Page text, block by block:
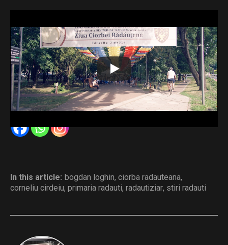
gratuit în parcul umbreluțelor, manifestarea fiind la a II-a
ediție, grație unui parteneriat între Restaurantul Național și
Primăria Rădăuți.
Primarul Bogdan Loghin a invitat staful județean al PNL la
o degustare.
Distribuie și tu
In this article: bogdan loghin, ciorba radauteana,
corneliu cirdeiu, primaria radauti, radautiziar, stiri radauti